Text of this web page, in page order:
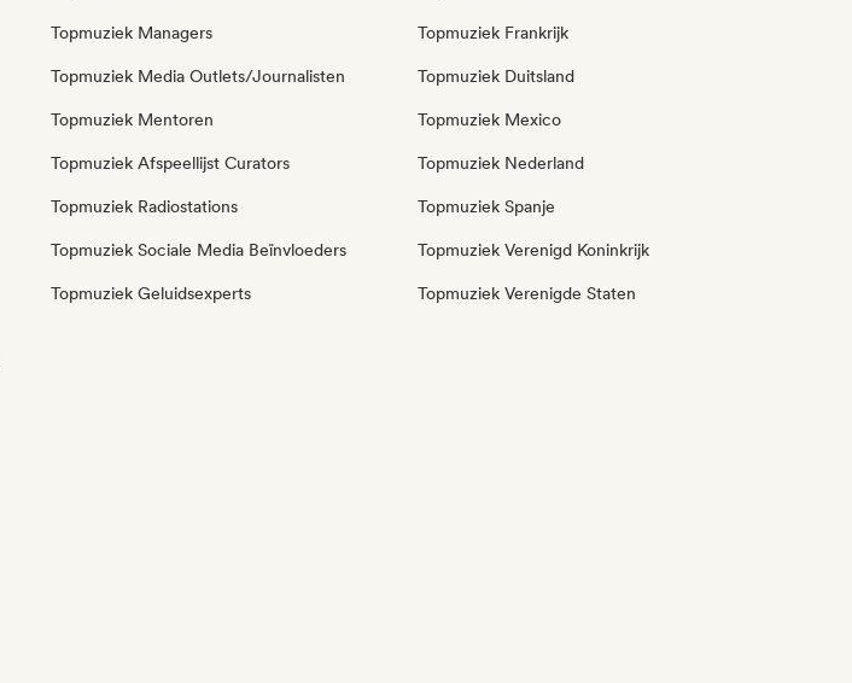
Topmuziek Managers
Topmuziek Media Outlets/Journalisten
Topmuziek Mentoren
Topmuziek Afspeellijst Curators
Topmuziek Radiostations
Topmuziek Sociale Media Beïnvloeders
Topmuziek Geluidsexperts
Topmuziek Frankrijk
Topmuziek Duitsland
Topmuziek Mexico
Topmuziek Nederland
Topmuziek Spanje
Topmuziek Verenigd Koninkrijk
Topmuziek Verenigde Staten